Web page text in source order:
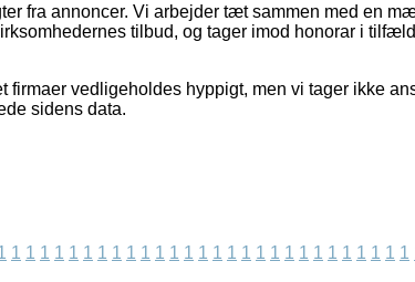
fra annoncer. Vi arbejder tæt sammen med en
tilbud, og tager imod honorar i
firmaer vedligeholdes hyppigt, men vi tager ikke
sidens data.
1 1 1 1 1 1 1 1 1 1 1 1 1 1 1 1 1 1 1 1 1 1 1 1 1 1 1 1